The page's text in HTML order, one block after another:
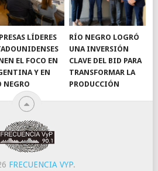
LÍDERES
EL FOCO EN
Y EN
NEGRO
RÍO NEGRO LOGRÓ
UNA INVERSIÓN
CLAVE DEL BID PARA
TRANSFORMAR LA
PRODUCCIÓN
FRECUENCIA VYP.